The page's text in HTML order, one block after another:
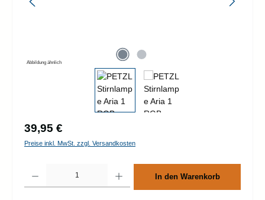
Abbildung ähnlich
Regulärer Preis:
39,95 €
Preise inkl. MwSt. zzgl. Versandkosten
In den Warenkorb